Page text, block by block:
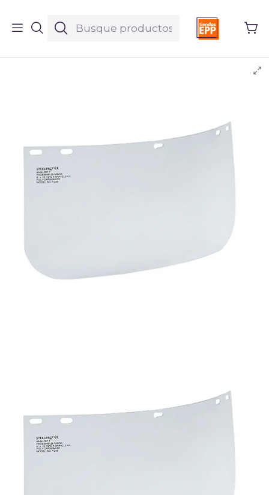
Visor Careta de Esmerilar Steelpto sin Ribete Ref. 160451